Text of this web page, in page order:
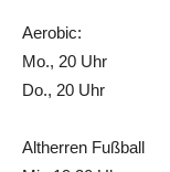
Aerobic:
Mo., 20 Uhr
Do., 20 Uhr
Altherren Fußball